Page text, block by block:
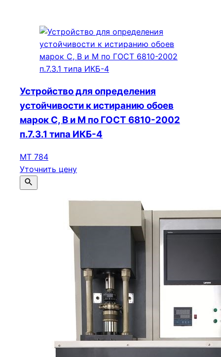
Устройство для определения
устойчивости к истиранию обоев
марок С, В и М по ГОСТ 6810-2002
п.7.3.1 типа ИКБ-4
МТ 784
Уточнить цену